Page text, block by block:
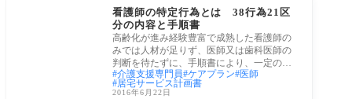
看護師の特定行為とは 38行為21区
分の内容と手順書
高齢化が進み経験豊富で成熟した看護師の
みでは人材が足りず、医師又は歯科医師の
判断を待たずに、手順書により、一定の診
療の補
介護支援専門員 ケアプラン
医師
居宅サービス計画書
2016年6月22日